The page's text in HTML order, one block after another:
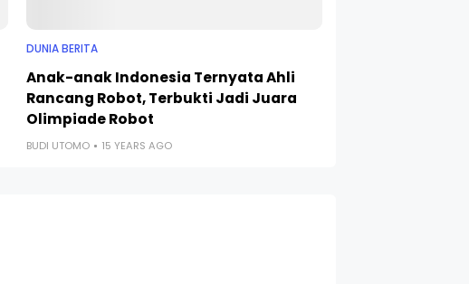
DUNIA BERITA
Anak-anak Indonesia Ternyata Ahli
Rancang Robot, Terbukti Jadi Juara
Olimpiade Robot
BUDI UTOMO 15 YEARS AGO